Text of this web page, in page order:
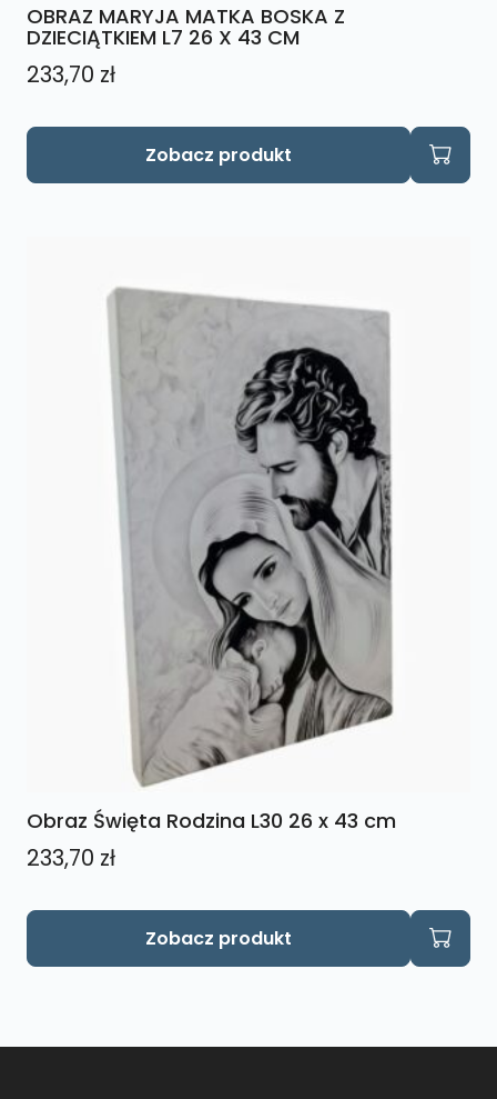
OBRAZ MARYJA MATKA BOSKA Z
DZIECIĄTKIEM L7 26 X 43 CM
233,70 zł
Zobacz produkt
Obraz Święta Rodzina L30 26 x 43 cm
233,70 zł
Zobacz produkt